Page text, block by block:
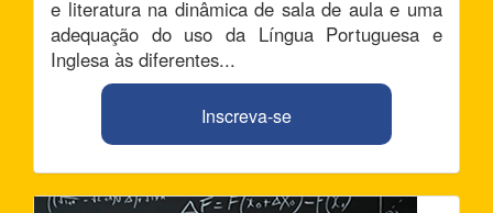
e literatura na dinâmica de sala de aula e uma
adequação do uso da Língua Portuguesa e
Inglesa às diferentes...
Inscreva-se